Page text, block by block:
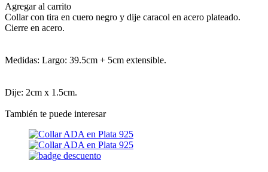
Agregar al carrito
Collar con tira en cuero negro y dije caracol en acero plateado.
Cierre en acero.
Medidas: Largo: 39.5cm + 5cm extensible.
Dije: 2cm x 1.5cm.
También te puede interesar